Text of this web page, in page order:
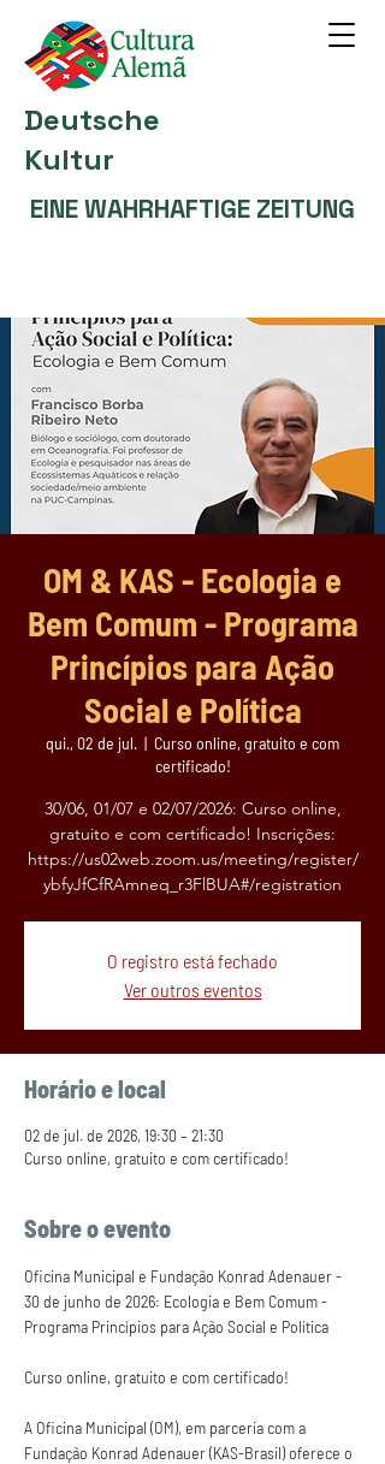
Deutsche
Kultur
EINE WAHRHAFTIGE ZEITUNG
OM & KAS - Ecologia e
Bem Comum - Programa
Princípios para Ação
Social e Política
qui., 02 de jul.
  |
Curso online, gratuito e com
certificado!
30/06, 01/07 e 02/07/2026: Curso online,
gratuito e com certificado! Inscrições:
https://us02web.zoom.us/meeting/register/
ybfyJfCfRAmneq_r3FlBUA#/registration
O registro está fechado
Ver outros eventos
Horário e local
02 de jul. de 2026, 19:30 – 21:30
Curso online, gratuito e com certificado!
Sobre o evento
Oficina Municipal e Fundação Konrad Adenauer -
30 de junho de 2026: Ecologia e Bem Comum -
Programa Princípios para Ação Social e Política
Curso online, gratuito e com certificado!
A Oficina Municipal (OM), em parceria com a
Fundação Konrad Adenauer (KAS-Brasil) oferece o